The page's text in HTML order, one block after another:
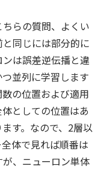
らの質問、よくい
同じには部分的に
は誤差逆伝播と違
並列に学習します
の位置および適用
としての位置はあ
す。なので、2層以
体で見れば順番は
、ニューロン単体